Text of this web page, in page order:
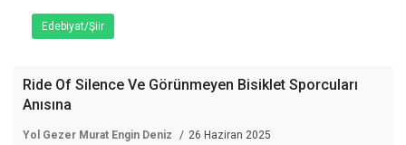
Edebiyat/Şiir
Ride Of Silence Ve Görünmeyen Bisiklet Sporcuları
Anısına
Yol Gezer Murat Engin Deniz 26 Haziran 2025